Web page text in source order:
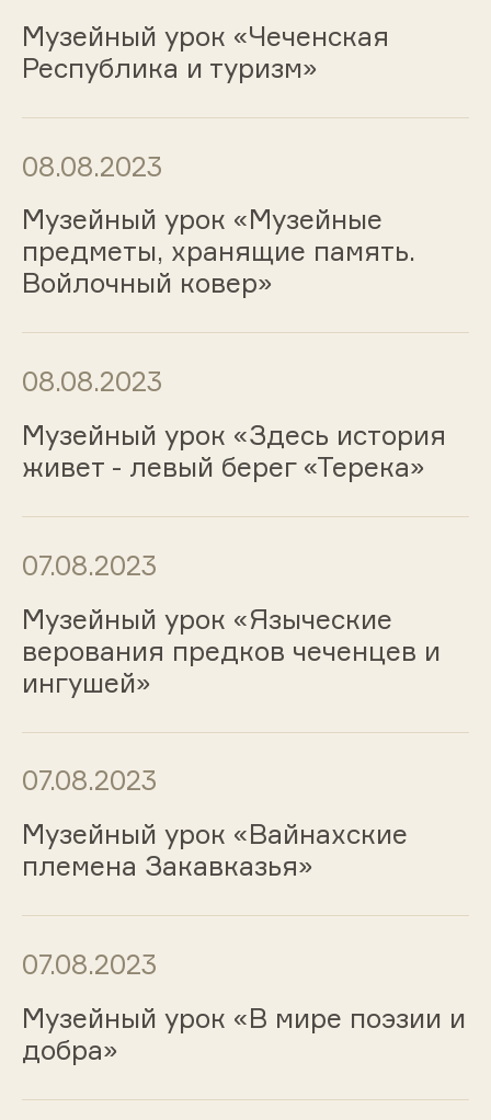
Музейный урок «Чеченская
Республика и туризм»
08.08.2023
Музейный урок «Музейные
предметы, хранящие память.
Войлочный ковер»
08.08.2023
Музейный урок «Здесь история
живет - левый берег «Терека»
07.08.2023
Музейный урок «Языческие
верования предков чеченцев и
ингушей»
07.08.2023
Музейный урок «Вайнахские
племена Закавказья»
07.08.2023
Музейный урок «В мире поэзии и
добра»